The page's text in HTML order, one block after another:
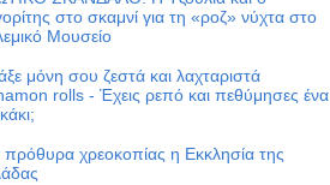
στο σκαμνί για τη «ροζ» νύχτα στο
Μουσείο
μόνη σου ζεστά και λαχταριστά
rolls - Έχεις ρεπό και πεθύμησες ένα
πρόθυρα χρεοκοπίας η Εκκλησία της